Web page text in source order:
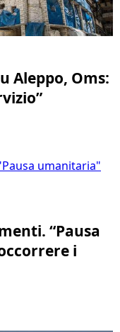
Aleppo, Oms:
“Pausa
i